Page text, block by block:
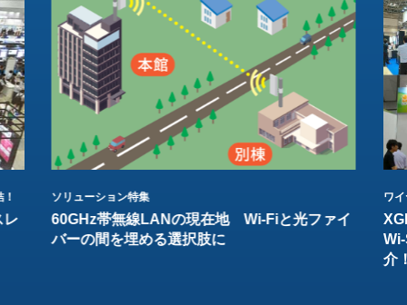
レ
ソリューション特集
60GHz帯無線LANの現在地 Wi-Fiと光ファイ
バーの間を埋める選択肢に
ワ
介